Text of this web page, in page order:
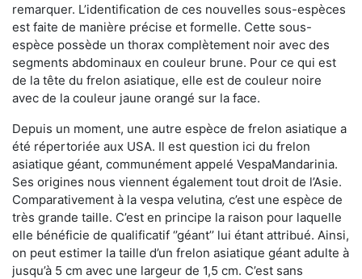
remarquer. L’identification de ces nouvelles sous-espèces
est faite de manière précise et formelle. Cette sous-
espèce possède un thorax complètement noir avec des
segments abdominaux en couleur brune. Pour ce qui est
de la tête du frelon asiatique, elle est de couleur noire
avec de la couleur jaune orangé sur la face.
Depuis un moment, une autre espèce de frelon asiatique a
été répertoriée aux USA. Il est question ici du frelon
asiatique géant, communément appelé VespaMandarinia.
Ses origines nous viennent également tout droit de l’Asie.
Comparativement à la vespa velutina, c’est une espèce de
très grande taille. C’est en principe la raison pour laquelle
elle bénéficie de qualificatif ‘’géant’’ lui étant attribué. Ainsi,
on peut estimer la taille d’un frelon asiatique géant adulte à
jusqu’à 5 cm avec une largeur de 1,5 cm. C’est sans